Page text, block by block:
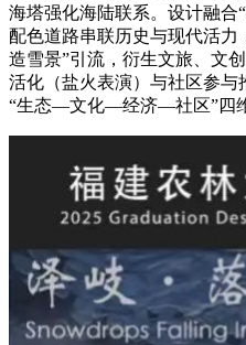
海塔强化海陆联系。设计融合
配色道路串联历史与现代活力
造雪景”引流，衍生文旅、文
活化（盐火表演）与社区参
“生态—文化—经济—社区”四